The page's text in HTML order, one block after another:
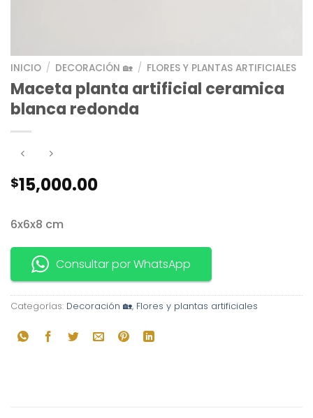
INICIO / DECORACIÓN 🏡 / FLORES Y PLANTAS ARTIFICIALES
Maceta planta artificial ceramica
blanca redonda
$15,000.00
6x6x8 cm
Consultar por WhatsApp
Categorías: Decoración 🏡, Flores y plantas artificiales